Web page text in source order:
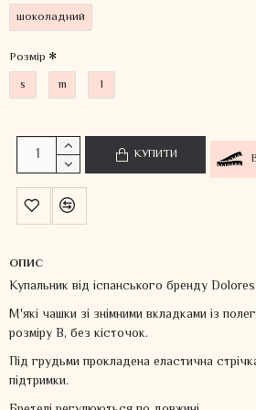
шоколадний
Розмір
s
m l
КУПИТИ
ОПИС
Купальник від іспанського бренду
М'які чашки зі знімними вкладками із
розміру В, без кісточок.
Під грудьми прокладена еластична
підтримки.